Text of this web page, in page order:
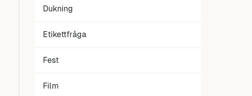
Dukning
Etikettfråga
Fest
Film